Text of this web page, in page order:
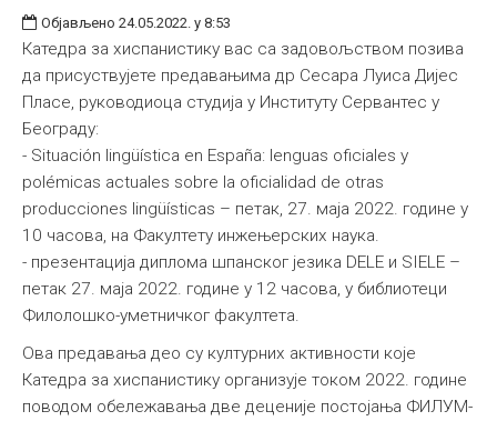
Објављено 24.05.2022. у 8:53
Катедра за хиспанистику вас са задовољством позива
да присуствујете предавањима др Сесара Луиса Дијес
Пласе, руководиоца студија у Институту Сервантес у
Београду:
- Situación lingüística en España: lenguas oficiales y
polémicas actuales sobre la oficialidad de otras
producciones lingüísticas – петак, 27. маја 2022. године у
10 часова, на Факултету инжењерских наука.
- презентација диплома шпанског језика DELE и SIELE –
петак 27. маја 2022. године у 12 часова, у библиотеци
Филолошко-уметничког факултета.
Ова предавања део су културних активности које
Катедра за хиспанистику организује током 2022. године
поводом обележавања две деценије постојања ФИЛУМ-